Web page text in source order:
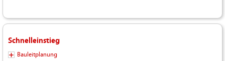
Schnelleinstieg
Bauleitplanung